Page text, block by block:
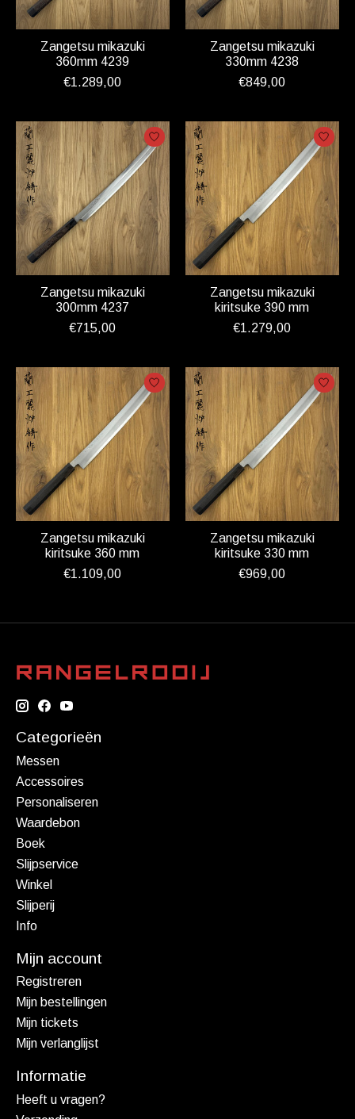
Zangetsu mikazuki
360mm 4239
€1.289,00
Zangetsu mikazuki
330mm 4238
€849,00
Zangetsu mikazuki
300mm 4237
€715,00
Zangetsu mikazuki
kiritsuke 390 mm
€1.279,00
Zangetsu mikazuki
kiritsuke 360 mm
€1.109,00
Zangetsu mikazuki
kiritsuke 330 mm
€969,00
Categorieën
Messen
Accessoires
Personaliseren
Waardebon
Boek
Slijpservice
Winkel
Slijperij
Info
Mijn account
Registreren
Mijn bestellingen
Mijn tickets
Mijn verlanglijst
Informatie
Heeft u vragen?